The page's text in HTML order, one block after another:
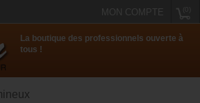
MON COMPTE
La boutique des professionnels ouverte à
tous !